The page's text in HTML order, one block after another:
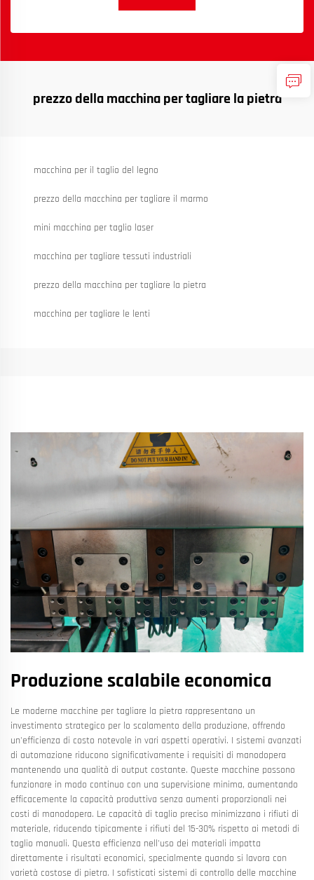
prezzo della macchina per tagliare la pietra
macchina per il taglio del legno
prezzo della macchina per tagliare il marmo
mini macchina per taglio laser
macchina per tagliare tessuti industriali
prezzo della macchina per tagliare la pietra
macchina per tagliare le lenti
Produzione scalabile economica
Le moderne macchine per tagliare la pietra rappresentano un
investimento strategico per lo scalamento della produzione, offrendo
un'efficienza di costo notevole in vari aspetti operativi. I sistemi avanzati
di automazione riducono significativamente i requisiti di manodopera
mantenendo una qualità di output costante. Queste macchine possono
funzionare in modo continuo con una supervisione minima, aumentando
efficacemente la capacità produttiva senza aumenti proporzionali nei
costi di manodopera. Le capacità di taglio preciso minimizzano i rifiuti di
materiale, riducendo tipicamente i rifiuti del 15-30% rispetto ai metodi di
taglio manuali. Questa efficienza nell'uso dei materiali impatta
direttamente i risultati economici, specialmente quando si lavora con
varietà costose di pietra. I sofisticati sistemi di controllo delle macchine